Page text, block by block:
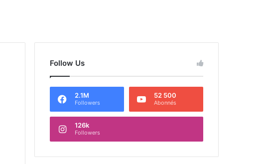
Follow Us
2.1M
Followers
52 500
Abonnés
126k
Followers